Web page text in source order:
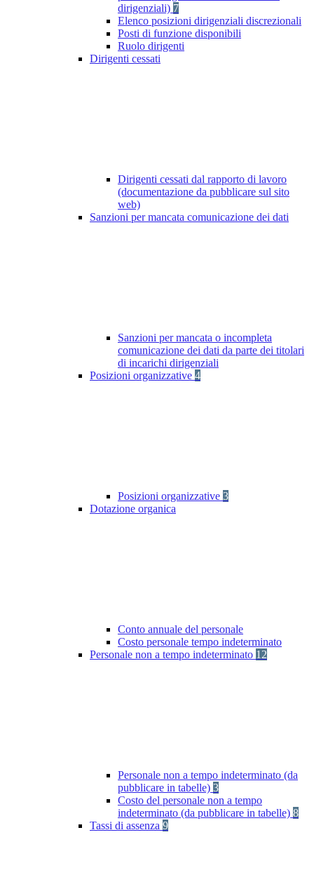
dirigenziali) 7
Elenco posizioni dirigenziali discrezionali
Posti di funzione disponibili
Ruolo dirigenti
Dirigenti cessati
Dirigenti cessati dal rapporto di lavoro
(documentazione da pubblicare sul sito
web)
Sanzioni per mancata comunicazione dei dati
Sanzioni per mancata o incompleta
comunicazione dei dati da parte dei titolari
di incarichi dirigenziali
Posizioni organizzative 4
Posizioni organizzative 3
Dotazione organica
Conto annuale del personale
Costo personale tempo indeterminato
Personale non a tempo indeterminato 12
Personale non a tempo indeterminato (da
pubblicare in tabelle) 3
Costo del personale non a tempo
indeterminato (da pubblicare in tabelle) 8
Tassi di assenza 9